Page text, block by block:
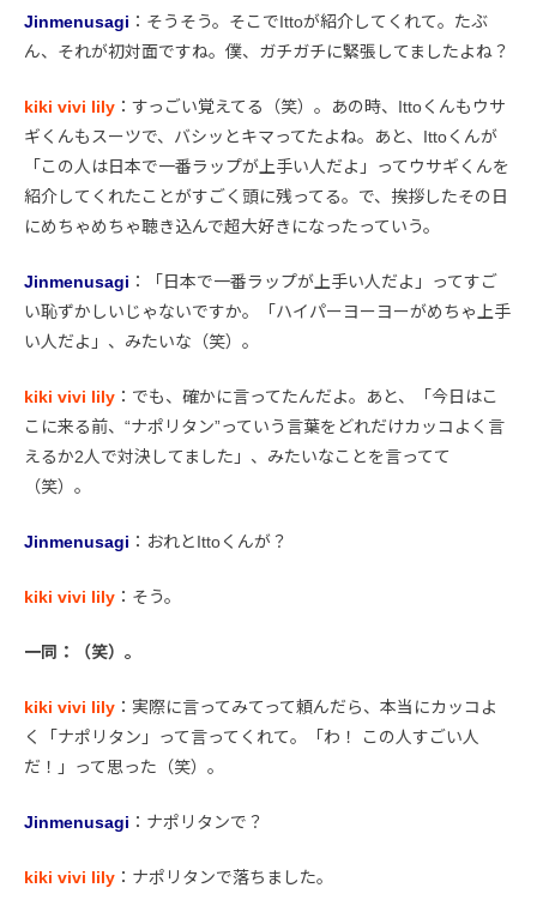
Jinmenusagi ：そうそう。そこでIttoが紹介してくれて。たぶ
ん、それが初対面ですね。僕、ガチガチに緊張してましたよね？
kiki vivi lily ：すっごい覚えてる（笑）。あの時、Ittoくんもウサ
ギくんもスーツで、バシッとキマってたよね。あと、Ittoくんが
「この人は日本で一番ラップが上手い人だよ」ってウサギくんを
紹介してくれたことがすごく頭に残ってる。で、挨拶したその日
にめちゃめちゃ聴き込んで超大好きになったっていう。
Jinmenusagi ：「日本で一番ラップが上手い人だよ」ってすご
い恥ずかしいじゃないですか。「ハイパーヨーヨーがめちゃ上手
い人だよ」、みたいな（笑）。
kiki vivi lily ：でも、確かに言ってたんだよ。あと、「今日はこ
こに来る前、“ナポリタン”っていう言葉をどれだけカッコよく言
えるか2人で対決してました」、みたいなことを言ってて
（笑）。
Jinmenusagi ：おれとIttoくんが？
kiki vivi lily ：そう。
一同：（笑）。
kiki vivi lily ：実際に言ってみてって頼んだら、本当にカッコよ
く「ナポリタン」って言ってくれて。「わ！ この人すごい人
だ！」って思った（笑）。
Jinmenusagi ：ナポリタンで？
kiki vivi lily ：ナポリタンで落ちました。